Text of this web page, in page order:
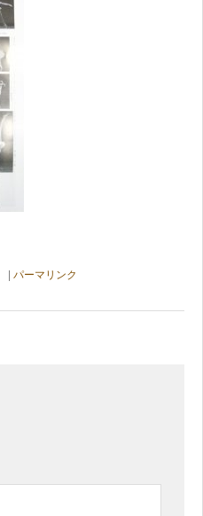
パーマリンク